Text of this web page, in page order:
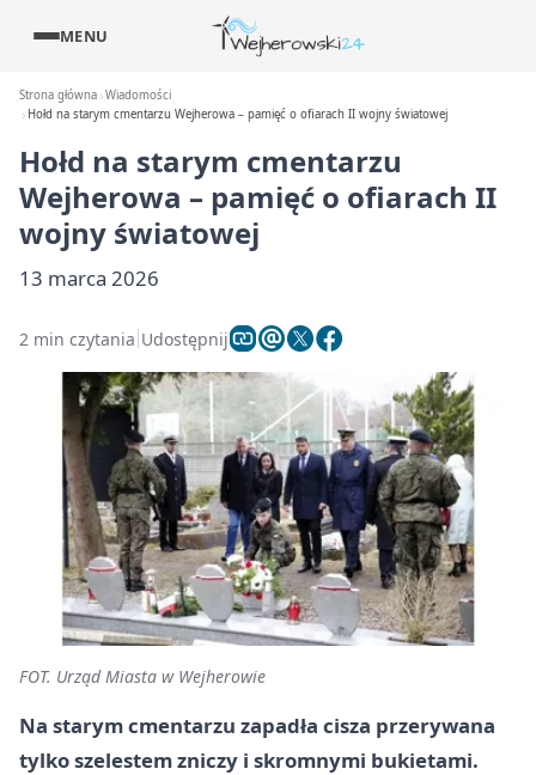
MENU
Strona główna Wiadomości
Hołd na starym cmentarzu Wejherowa – pamięć o ofiarach II wojny światowej
Hołd na starym cmentarzu
Wejherowa – pamięć o ofiarach II
wojny światowej
13 marca 2026
2 min czytania Udostępnij
FOT. Urząd Miasta w Wejherowie
Na starym cmentarzu zapadła cisza przerywana
tylko szelestem zniczy i skromnymi bukietami.